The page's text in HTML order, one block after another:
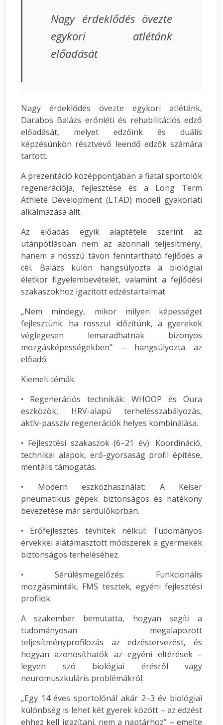
Nagy érdeklődés övezte
egykori atlétánk
előadását
Nagy érdeklődés övezte egykori atlétánk,
Darabos Balázs erőnléti és rehabilitációs edző
előadását, melyet edzőink és duális
képzésünkön résztvevő leendő edzők számára
tartott.
A prezentáció középpontjában a fiatal sportolók
regenerációja, fejlesztése és a Long Term
Athlete Development (LTAD) modell gyakorlati
alkalmazása állt.
Az előadás egyik alaptétele szerint az
utánpótlásban nem az azonnali teljesítmény,
hanem a hosszú távon fenntartható fejlődés a
cél. Balázs külön hangsúlyozta a biológiai
életkor figyelembevételét, valamint a fejlődési
szakaszokhoz igazított edzéstartalmat.
„Nem mindegy, mikor milyen képességet
fejlesztünk: ha rosszul időzítünk, a gyerekek
véglegesen lemaradhatnak bizonyos
mozgásképességekben” – hangsúlyozta az
előadó.
Kiemelt témák:
• Regenerációs technikák: WHOOP és Oura
eszközök, HRV-alapú terhelésszabályozás,
aktív-passzív regenerációk helyes kombinálása.
• Fejlesztési szakaszok (6–21 év): Koordináció,
technikai alapok, erő-gyorsaság profil építése,
mentális támogatás.
• Modern eszközhasználat: A Keiser
pneumatikus gépek biztonságos és hatékony
bevezetése már serdülőkorban.
• Erőfejlesztés tévhitek nélkül: Tudományos
érvekkel alátámasztott módszerek a gyermekek
biztonságos terheléséhez.
• Sérülésmegelőzés: Funkcionális
mozgásminták, FMS tesztek, egyéni fejlesztési
profilok.
A szakember bemutatta, hogyan segíti a
tudományosan megalapozott
teljesítményprofilozás az edzéstervezést, és
hogyan azonosíthatók az egyéni eltérések –
legyen szó biológiai érésről vagy
neuromuszkuláris problémákról.
„Egy 14 éves sportolónál akár 2–3 év biológiai
különbség is lehet két gyerek között – az edzést
ehhez kell igazítani, nem a naptárhoz” – emelte